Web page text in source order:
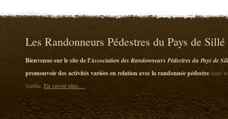
Les Randonneurs Pédestres du Pays de Sillé
Bienvenue sur le site de l'Association des Randonneurs Pédestres du Pays de
promouvoir des activités variées en relation avec la randonnée pédestredans
Sarthe.En savoir plus…